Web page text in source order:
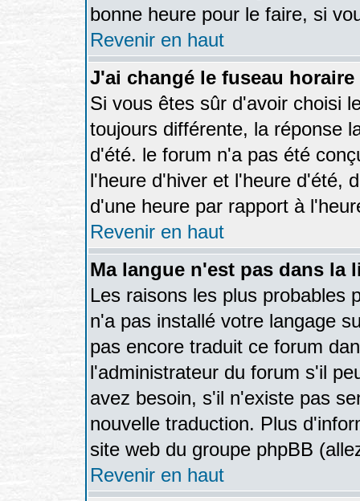
bonne heure pour le faire, si
Revenir en haut
J'ai changé le fuseau
Si vous êtes sûr d'avoir choisi
toujours différente, la réponse
d'été. le forum n'a pas été
l'heure d'hiver et l'heure d'été,
d'une heure par rapport à
Revenir en haut
Ma langue n'est pas dans la
Les raisons les plus probables
n'a pas installé votre langage
pas encore traduit ce forum
l'administrateur du forum s'il
avez besoin, s'il n'existe pas
nouvelle traduction. Plus
site web du groupe phpBB
Revenir en haut